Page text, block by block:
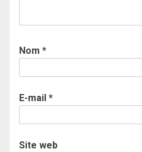
Nom *
E-mail *
Site web